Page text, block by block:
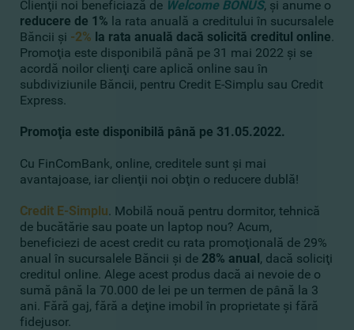
Clienţii noi beneficiază de Welcome BONUS, şi anume o
reducere de 1% la rata anuală a creditului în sucursalele
Băncii şi -2% la rata anuală dacă solicită creditul online.
Promoţia este disponibilă până pe 31 mai 2022 şi se
acordă noilor clienţi care aplică online sau în
subdiviziunile Băncii, pentru Credit E-Simplu sau Credit
Express.
Promoţia este disponibilă până pe 31.05.2022.
Cu FinComBank, online, creditele sunt şi mai
avantajoase, iar clienţii noi obţin o reducere dublă!
Credit E-Simplu. Mobilă nouă pentru dormitor, tehnică
de bucătărie sau poate un laptop nou? Acum,
beneficiezi de acest credit cu rata promoţională de 29%
anual în sucursalele Băncii şi de 28% anual, dacă soliciţi
creditul online. Alege acest produs dacă ai nevoie de o
sumă până la 70.000 de lei pe un termen de până la 3
ani. Fără gaj, fără a deţine imobil în proprietate şi fără
fidejusor.